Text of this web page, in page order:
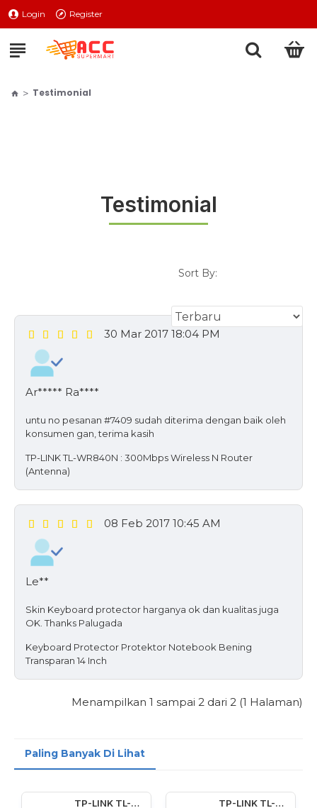
Login Register
Testimonial
Testimonial
Sort By:
30 Mar 2017 18:04 PM
Ar***** Ra****
untu no pesanan #7409 sudah diterima dengan baik oleh
konsumen gan, terima kasih
TP-LINK TL-WR840N : 300Mbps Wireless N Router
(Antenna)
08 Feb 2017 10:45 AM
Le**
Skin Keyboard protector harganya ok dan kualitas juga
OK. Thanks Palugada
Keyboard Protector Protektor Notebook Bening
Transparan 14 Inch
Menampilkan 1 sampai 2 dari 2 (1 Halaman)
Paling Banyak Di Lihat
TP-LINK TL-WN722N Wireless USB Adapter 150 Mbps High Gain 4dBi TP-LINK TL-WN727N 150Mbps Wireless USB Adapter 150 Mbps